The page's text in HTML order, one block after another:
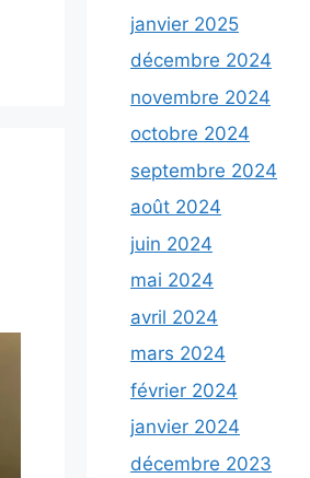
janvier 2025
décembre 2024
novembre 2024
octobre 2024
septembre 2024
août 2024
juin 2024
mai 2024
avril 2024
mars 2024
février 2024
janvier 2024
décembre 2023